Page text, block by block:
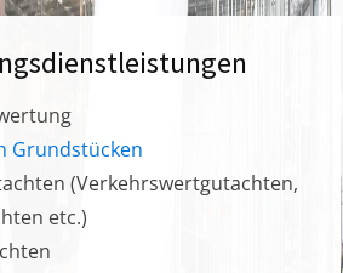
Grundstücken
(Verkehrswertgutachten,
etc.)